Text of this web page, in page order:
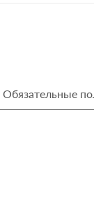
Обязательные